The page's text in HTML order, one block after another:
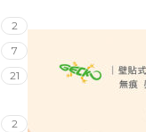
2
7
21
2